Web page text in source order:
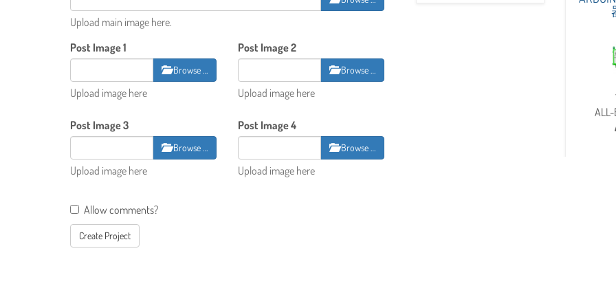
Upload main image here.
Post Image 1
Browse …
Upload image here
Post Image 2
Browse …
Upload image here
Post Image 3
Browse …
Upload image here
Post Image 4
Browse …
Upload image here
Allow comments?
Create Project